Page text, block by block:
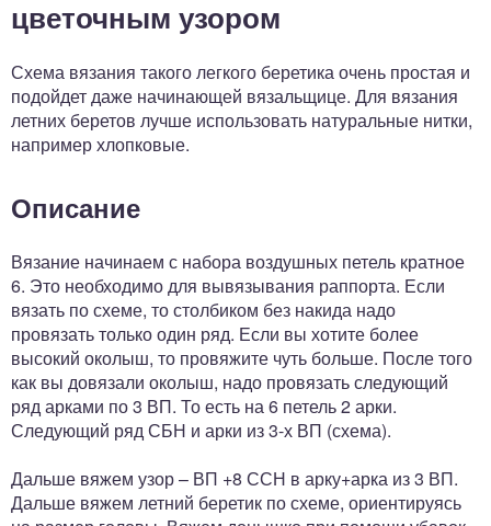
цветочным узором
Схема вязания такого легкого беретика очень простая и
подойдет даже начинающей вязальщице. Для вязания
летних беретов лучше использовать натуральные нитки,
например хлопковые.
Описание
Вязание начинаем с набора воздушных петель кратное
6. Это необходимо для вывязывания раппорта. Если
вязать по схеме, то столбиком без накида надо
провязать только один ряд. Если вы хотите более
высокий околыш, то провяжите чуть больше. После того
как вы довязали околыш, надо провязать следующий
ряд арками по 3 ВП. То есть на 6 петель 2 арки.
Следующий ряд СБН и арки из 3-х ВП (схема).
Дальше вяжем узор – ВП +8 ССН в арку+арка из 3 ВП.
Дальше вяжем летний беретик по схеме, ориентируясь